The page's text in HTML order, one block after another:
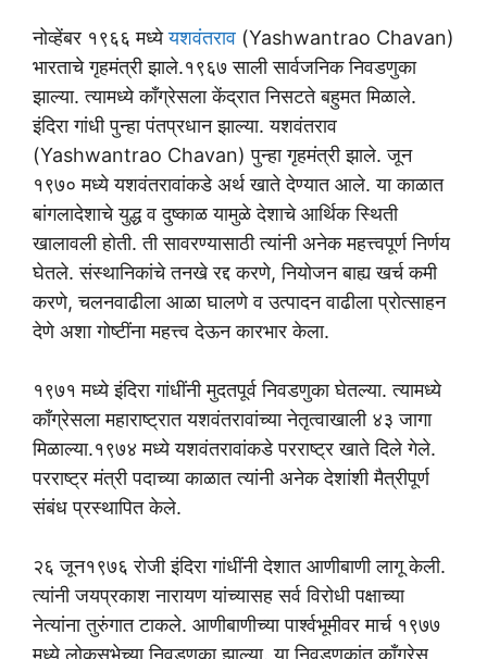
नोव्हेंबर १९६६ मध्येयशवंतराव (Yashwantrao Chavan)
भारताचे गृहमंत्री झाले.१९६७ साली सार्वजनिक निवडणुका
झाल्या. त्यामध्ये काँग्रेसला केंद्रात निसटते बहुमत मिळाले.
इंदिरा गांधी पुन्हा पंतप्रधान झाल्या. यशवंतराव
(Yashwantrao Chavan) पुन्हा गृहमंत्री झाले. जून
१९७० मध्ये यशवंतरावांकडे अर्थ खाते देण्यात आले. या काळात
बांगलादेशाचे युद्ध व दुष्काळ यामुळे देशाचे आर्थिक स्थिती
खालावली होती. ती सावरण्यासाठी त्यांनी अनेक महत्त्वपूर्ण निर्णय
घेतले. संस्थानिकांचे तनखे रद्द करणे, नियोजन बाह्य खर्च कमी
करणे, चलनवाढीला आळा घालणे व उत्पादन वाढीला प्रोत्साहन
देणे अशा गोष्टींना महत्त्व देऊन कारभार केला.
१९७१ मध्ये इंदिरा गांधींनी मुदतपूर्व निवडणुका घेतल्या. त्यामध्ये
काँग्रेसला महाराष्ट्रात यशवंतरावांच्या नेतृत्वाखाली ४३ जागा
मिळाल्या.१९७४ मध्ये यशवंतरावांकडे परराष्ट्र खाते दिले गेले.
परराष्ट्र मंत्री पदाच्या काळात त्यांनी अनेक देशांशी मैत्रीपूर्ण
संबंध प्रस्थापित केले.
२६ जून१९७६ रोजी इंदिरा गांधींनी देशात आणीबाणी लागू केली.
त्यांनी जयप्रकाश नारायण यांच्यासह सर्व विरोधी पक्षाच्या
नेत्यांना तुरुंगात टाकले. आणीबाणीच्या पार्श्वभूमीवर मार्च १९७७